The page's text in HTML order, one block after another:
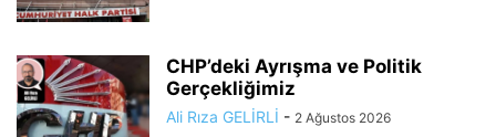
CHP’deki Ayrışma ve Politik
Gerçekliğimiz
Ali Rıza GELİRLİ - 2 Ağustos 2026